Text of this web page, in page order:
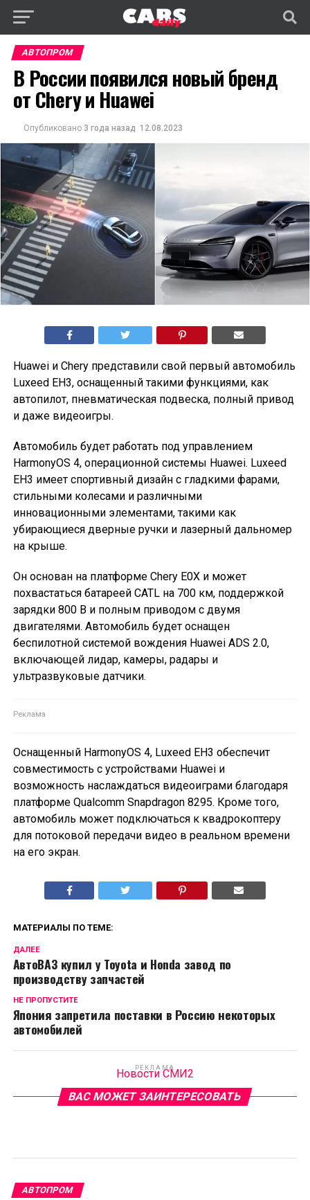
АВТОПРОМ
В России появился новый бренд
от Chery и Huawei
Опубликовано 3 года назад 12.08.2023
Huawei и Chery представили свой первый автомобиль
Luxeed EH3, оснащенный такими функциями, как
автопилот, пневматическая подвеска, полный привод
и даже видеоигры.
Автомобиль будет работать под управлением
HarmonyOS 4, операционной системы Huawei. Luxeed
EH3 имеет спортивный дизайн с гладкими фарами,
стильными колесами и различными
инновационными элементами, такими как
убирающиеся дверные ручки и лазерный дальномер
на крыше.
Он основан на платформе Chery E0X и может
похвастаться батареей CATL на 700 км, поддержкой
зарядки 800 В и полным приводом с двумя
двигателями. Автомобиль будет оснащен
беспилотной системой вождения Huawei ADS 2.0,
включающей лидар, камеры, радары и
ультразвуковые датчики.
Оснащенный HarmonyOS 4, Luxeed EH3 обеспечит
совместимость с устройствами Huawei и
возможность наслаждаться видеоиграми благодаря
платформе Qualcomm Snapdragon 8295. Кроме того,
автомобиль может подключаться к квадрокоптеру
для потоковой передачи видео в реальном времени
на его экран.
МАТЕРИАЛЫ ПО ТЕМЕ:
ДАЛЕЕ
АвтоВАЗ купил у Toyota и Honda завод по
производству запчастей
НЕ ПРОПУСТИТЕ
Япония запретила поставки в Россию некоторых
автомобилей
РЕКЛАМА
Новости СМИ2
ВАС МОЖЕТ ЗАИНТЕРЕСОВАТЬ
АВТОПРОМ